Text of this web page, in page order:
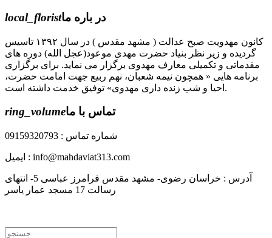
local_floristدر باره ما
کانون مهدویت صبح عدالت ( مشهد مقدس ) در سال ۱۳۹۲ تاسیس
گردیده و زیر نظر بنیاد حضرت مهدی موعود(عجل الله) دوره های
مقدماتی و تکمیلی معارف مهدوی برگزار می نماید. برای برگزاری
برنامه هایی « همچون نیمه شعبان، نهم ربیع جهت امامت حضرت،
احیا و شب زنده داری مهدوی» توفیق خدمت داشته است.
ring_volumeتماس با ما
شماره تماس : 09159320793
ایمیل : info@mahdaviat313.com
آدرس : خراسان رضوی- مشهد مقدس فرامرز عباسی 5- انتهای
رسالت 17 مسجد عمار یاسر